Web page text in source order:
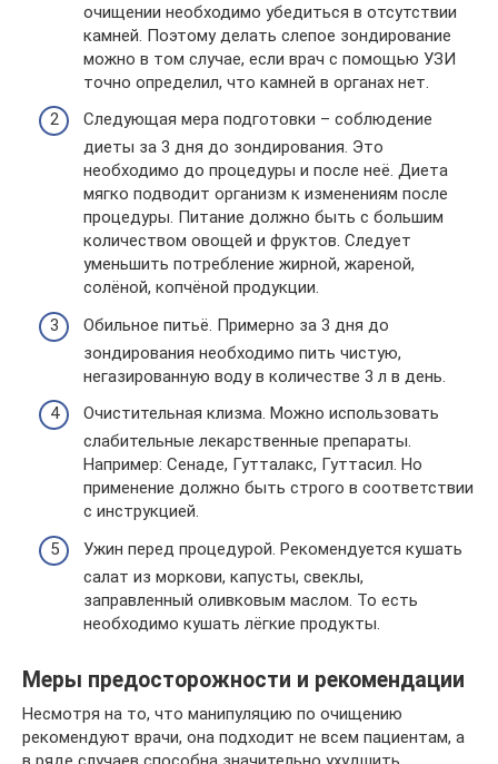
очищении необходимо убедиться в отсутствии
камней. Поэтому делать слепое зондирование
можно в том случае, если врач с помощью УЗИ
точно определил, что камней в органах нет.
Следующая мера подготовки – соблюдение
диеты за 3 дня до зондирования. Это
необходимо до процедуры и после неё. Диета
мягко подводит организм к изменениям после
процедуры. Питание должно быть с большим
количеством овощей и фруктов. Следует
уменьшить потребление жирной, жареной,
солёной, копчёной продукции.
Обильное питьё. Примерно за 3 дня до
зондирования необходимо пить чистую,
негазированную воду в количестве 3 л в день.
Очистительная клизма. Можно использовать
слабительные лекарственные препараты.
Например: Сенаде, Гутталакс, Гуттасил. Но
применение должно быть строго в соответствии
с инструкцией.
Ужин перед процедурой. Рекомендуется кушать
салат из моркови, капусты, свеклы,
заправленный оливковым маслом. То есть
необходимо кушать лёгкие продукты.
Меры предосторожности и рекомендации
Несмотря на то, что манипуляцию по очищению
рекомендуют врачи, она подходит не всем пациентам, а